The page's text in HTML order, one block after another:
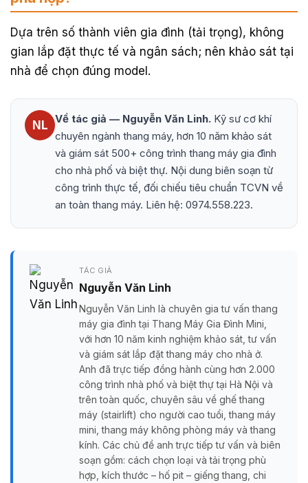
Dựa trên số thành viên gia đình (tải trọng), không
gian lắp đặt thực tế và ngân sách; nên khảo sát tại
nhà để chọn đúng model.
NL Về tác giả — Nguyễn Văn Linh. Kỹ sư cơ khí
chuyên ngành thang máy, hơn 10 năm khảo sát
và giám sát 500+ công trình thang máy gia đình
cho nhà phố và biệt thự. Nội dung biên soạn từ
công trình thực tế, đối chiếu tiêu chuẩn TCVN về
an toàn thang máy. Liên hệ: 0974.558.223.
TÁC GIẢ
Nguyễn Văn Linh
Nguyễn Văn Linh là chuyên gia tư vấn thang
máy gia đình tại Thang Máy Gia Đình Mini,
với hơn 10 năm kinh nghiệm khảo sát, tư vấn
và giám sát lắp đặt thang máy cho nhà ở.
Anh đã trực tiếp đồng hành cùng hơn 2.000
công trình nhà phố và biệt thự tại Hà Nội và
trên toàn quốc, chuyên sâu về ghế thang
máy (stairlift) cho người cao tuổi, thang máy
mini, thang máy không phòng máy và thang
kính. Các chủ đề anh trực tiếp tư vấn và biên
soạn gồm: cách chọn loại và tải trọng phù
hợp, kích thước – hố pit – giếng thang, chi